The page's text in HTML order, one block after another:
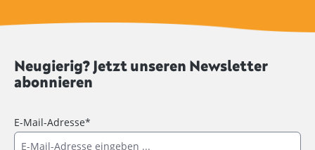
Neugierig? Jetzt unseren Newsletter
abonnieren
E-Mail-Adresse*